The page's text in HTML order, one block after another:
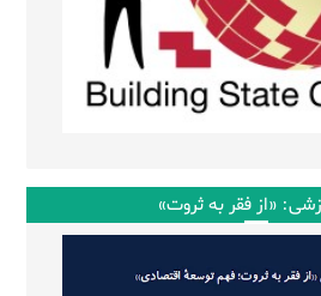
«از فقر به ثروت»